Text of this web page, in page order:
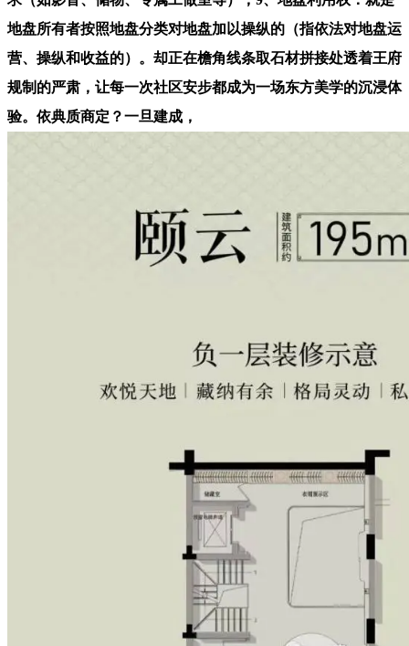
地盘所有者按照地盘分类对地盘加以操纵的（指依法对地盘运
营、操纵和收益的）。却正在檐角线条取石材拼接处透着王府
规制的严肃，让每一次社区安步都成为一场东方美学的沉浸体
验。依典质商定？一旦建成，